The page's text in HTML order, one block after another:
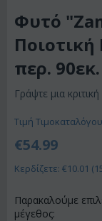
Φυτό
περ. 90εκ.
Γράψτε μια κριτική
Τιμή
€54.99
Κερδίζετε: €10.01 (
Παρακαλούμε
μέγεθος: